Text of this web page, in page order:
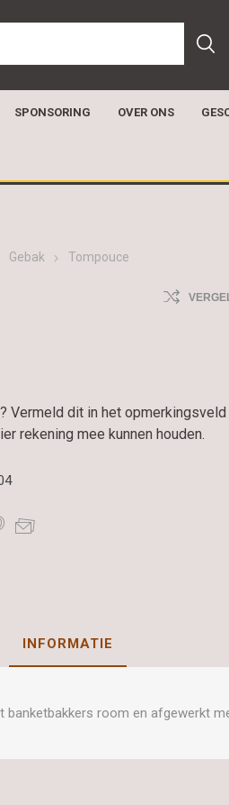
SPONSORING OVER ONS
Gebak Tompouce
Vermeld dit in het opmerkingsveld
rekening mee kunnen houden.
INFORMATIE
banketbakkers room en afgewerkt